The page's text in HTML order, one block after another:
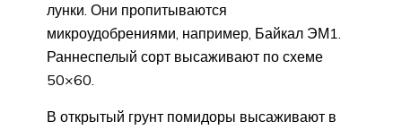
лунки. Они пропитываются
микроудобрениями, например, Байкал ЭМ1.
Раннеспелый сорт высаживают по схеме
50×60.
В открытый грунт помидоры высаживают в